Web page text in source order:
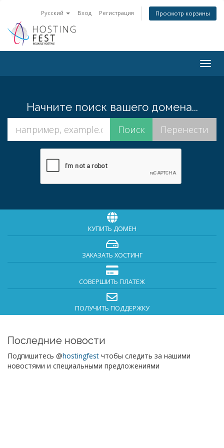
Русский Вход Регистрация Просмотр корзины
Начните поиск вашего домена...
КУПИТЬ ДОМЕН
ЗАКАЗАТЬ ХОСТИНГ
СОВЕРШИТЬ ПЛАТЕЖ
ПОЛУЧИТЬ ПОДДЕРЖКУ
Последние новости
Подпишитесь @hostingfest чтобы следить за нашими
новостями и специальными предложениями